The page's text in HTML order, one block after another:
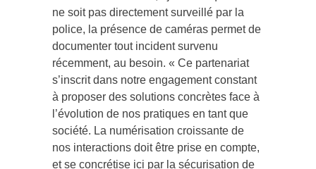
ne soit pas directement surveillé par la
police, la présence de caméras permet de
documenter tout incident survenu
récemment, au besoin. « Ce partenariat
s’inscrit dans notre engagement constant
à proposer des solutions concrètes face à
l’évolution de nos pratiques en tant que
société. La numérisation croissante de
nos interactions doit être prise en compte,
et se concrétise ici par la sécurisation de